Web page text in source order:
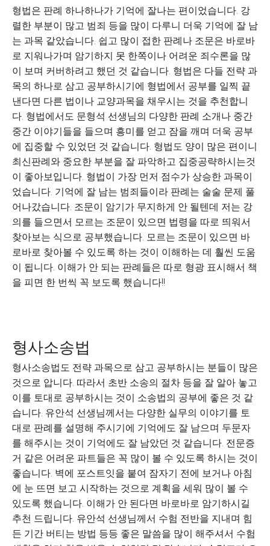
형법은 판례 하나하나가 기억에 잘나는 편이었습니다. 강
렬한 부분이 많고 범죄 등을 많이 다루니 더욱 기억에 잘 남
는 과목 같았습니다. 쉽고 많이 접한 판례나 조문은 바로바
로 지워나가며 암기하지 못 한쪽이나 어려운 죄수론을 많
이 보며 커버하려고 했던 것 같습니다. 형법은 다들 전략 과
목의 하나로 삼고 공부하시기에 형법에서 공부를 일찍 끝
낸다면 다른 법이나 교양과목을 채우시는 것을 추천합니
다. 형법에서도 문형석 선생님의 다양한 판례 소개나 중간
중간 이야기들을 들으며 흥미를 얻고 잠을 깨며 더욱 공부
에 집중할 수 있었던 것 같습니다. 형법도 양이 많은 편이니
최신판례와 중요한 부분을 잘 파악하고 집중공략하시는것
이 좋아보입니다. 형법이 가장 먼저 점수가 상승한 과목이
었습니다. 기억에 잘 남는 범죄들이라 판례는 술술 문제 풀
어나갔습니다. 조문이 암기가 무지하게 안 될텐데 저는 강
의를 들으면서 모르는 조문이 있으면 법령을 따로 띄워서
찾아보는 식으로 공부했습니다. 모르는 조문이 있으면 바
로바로 찾아볼 수 있도록 하는 것이 이해하는 데 훨씬 도움
이 됩니다. 이해가 안 되는 판례들은 따로 형광 표시해서 책
을 피면 한 번씩 꼭 보도록 했습니다!!
형사소송법
형사소송법도 전략 과목으로 삼고 공부하시는 분들이 많은
것으로 압니다. 따라서 초반 소송의 절차 등을 잘 알아 놓고
이를 토대로 공부하시는 것이 소송법의 공부에 좋은 것 같
습니다. 유안석 선생님께서는 다양한 실무의 이야기를 토
대로 판례를 설명해 주시기에 기억에도 잘 남으며 두문자
를 해주시는 것이 기억에도 잘 남았던 것 같습니다. 전문증
거 같은 어려운 파트들은 꼭 많이 볼 수 있도록 하시는 것이
좋습니다. 벽에 포스트잇을 붙여 잠자기 전에 보거나 아침
에 눈 뜨면 보고 시작하는 것으로 계획을 세워 많이 볼 수
있도록 했습니다. 이해가 안 된다면 바로바로 암기하시길
추천 드립니다. 유안석 선생님께서 수험 전반을 지내며 힘
든 기간 버티는 방법 등등 좋은 말씀을 많이 해주셔서 수험